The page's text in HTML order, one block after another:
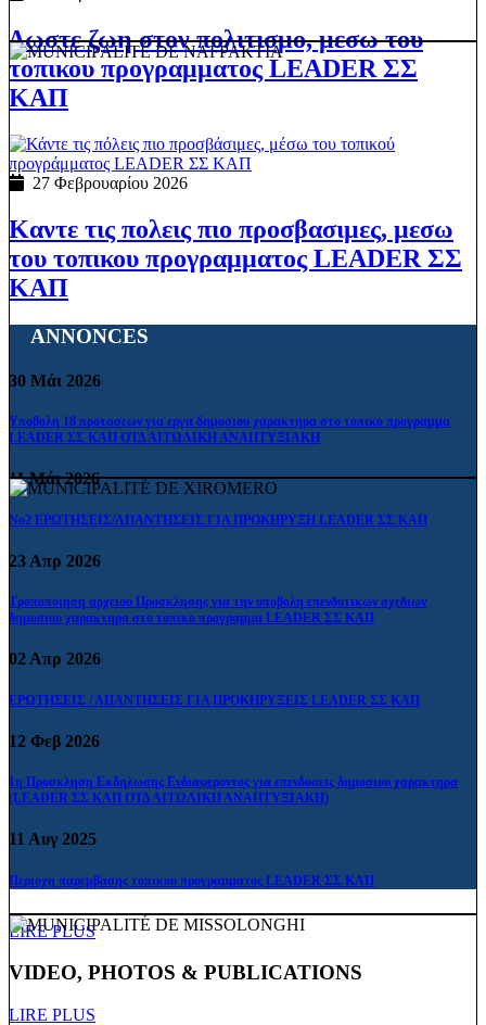
Δωστε ζωη στον πολιτισμο, μεσω του
τοπικου προγραμματος LEADER ΣΣ
ΚΑΠ
27 Φεβρουαρίου 2026
Καντε τις πολεις πιο προσβασιμες, μεσω
του τοπικου προγραμματος LEADER ΣΣ
ΚΑΠ
ANNONCES
30 Μάι 2026
Υποβολη 18 προτασεων για εργα δημοσιου χαρακτηρα στο τοπικο προγραμμα
LEADER ΣΣ ΚΑΠ ΟΤΔ ΑΙΤΩΛΙΚΗ ΑΝΑΠΤΥΞΙΑΚΗ
11 Μάι 2026
Νο2 ΕΡΩΤΗΣΕΙΣ/ΑΠΑΝΤΗΣΕΙΣ ΓΙΑ ΠΡΟΚΗΡΥΞΗ LEADER ΣΣ ΚΑΠ
23 Απρ 2026
Τροποποιηση αρχειου Προσκλησης για την υποβολη επενδυτικων σχεδιων
δημοσιου χαρακτηρα στο τοπικο προγραμμα LEADER ΣΣ ΚΑΠ
02Απρ 2026
ΕΡΩΤΗΣΕΙΣ / ΑΠΑΝΤΗΣΕΙΣ ΓΙΑ ΠΡΟΚΗΡΥΞΕΙΣ LEADER ΣΣ ΚΑΠ
12 Φεβ 2026
1η Προσκληση Εκδηλωσης Ενδιαφεροντος για επενδυσεις δημοσιου χαρακτηρα
(LEADER ΣΣ ΚΑΠ ΟΤΔ ΑΙΤΩΛΙΚΗ ΑΝΑΠΤΥΞΙΑΚΗ)
11 Αυγ 2025
Περιοχη παρεμβασης τοπικου προγραμματος LEADER ΣΣ ΚΑΠ
LIRE PLUS
VIDEO, PHOTOS & PUBLICATIONS
LIRE PLUS